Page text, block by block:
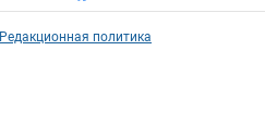
Редакционная политика